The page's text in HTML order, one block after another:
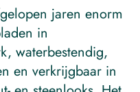
jaren enorm
in
waterbestendig,
en verkrijgbaar in